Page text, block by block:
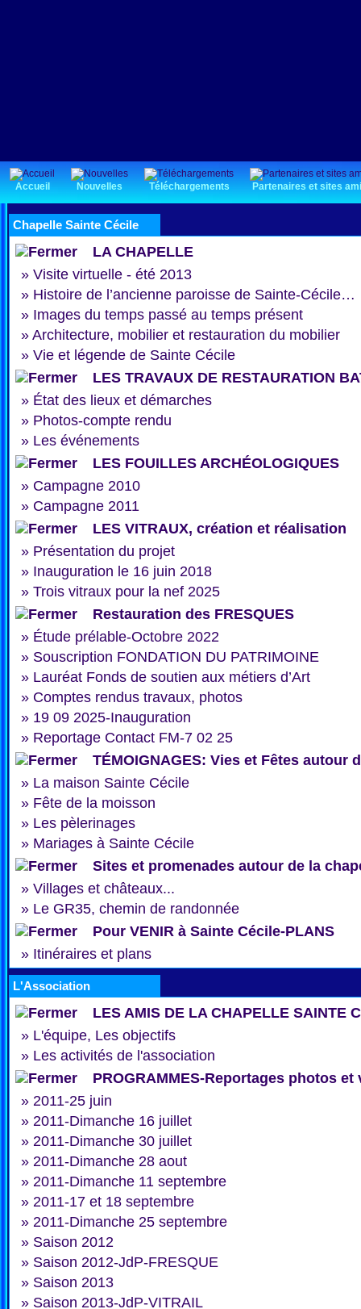
Accueil Nouvelles Téléchargements Partenaires et sites
Chapelle Sainte Cécile
LA CHAPELLE
» Visite virtuelle - été 2013
» Histoire de l’ancienne paroisse de Sainte-Cécile…
» Images du temps passé au temps présent
» Architecture, mobilier et restauration du mobilier
» Vie et légende de Sainte Cécile
LES TRAVAUX DE RESTAURATION
» État des lieux et démarches
» Photos-compte rendu
» Les événements
LES FOUILLES ARCHÉOLOGIQUES
» Campagne 2010
» Campagne 2011
LES VITRAUX, création et réalisation
» Présentation du projet
» Inauguration le 16 juin 2018
» Trois vitraux pour la nef 2025
Restauration des FRESQUES
» Étude prélable-Octobre 2022
» Souscription FONDATION DU PATRIMOINE
» Lauréat Fonds de soutien aux métiers d’Art
» Comptes rendus travaux, photos
» 19 09 2025-Inauguration
» Reportage Contact FM-7 02 25
TÉMOIGNAGES: Vies et Fêtes autour
» La maison Sainte Cécile
» Fête de la moisson
» Les pèlerinages
» Mariages à Sainte Cécile
Sites et promenades autour de la
» Villages et châteaux...
» Le GR35, chemin de randonnée
Pour VENIR à Sainte Cécile-PLANS
» Itinéraires et plans
L'Association
LES AMIS DE LA CHAPELLE SAINTE
» L'équipe, Les objectifs
» Les activités de l'association
PROGRAMMES-Reportages photos et
» 2011-25 juin
» 2011-Dimanche 16 juillet
» 2011-Dimanche 30 juillet
» 2011-Dimanche 28 aout
» 2011-Dimanche 11 septembre
» 2011-17 et 18 septembre
» 2011-Dimanche 25 septembre
» Saison 2012
» Saison 2012-JdP-FRESQUE
» Saison 2013
» Saison 2013-JdP-VITRAIL